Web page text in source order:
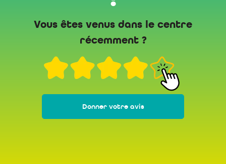
Vous êtes venus dans le centre
récemment ?
Donner votre avis